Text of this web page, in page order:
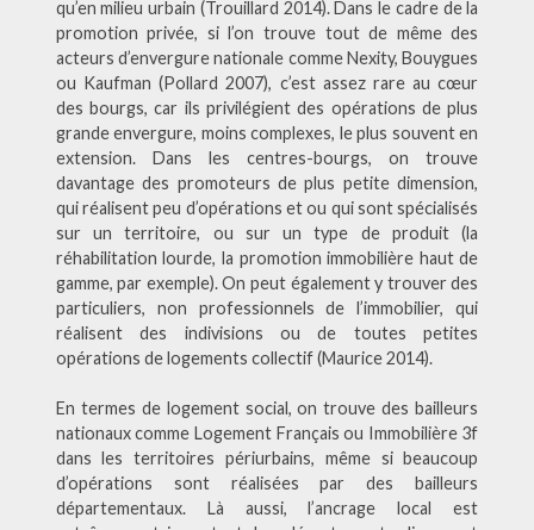
qu’en milieu urbain (Trouillard 2014). Dans le cadre de la
promotion privée, si l’on trouve tout de même des
acteurs d’envergure nationale comme Nexity, Bouygues
ou Kaufman (Pollard 2007), c’est assez rare au cœur
des bourgs, car ils privilégient des opérations de plus
grande envergure, moins complexes, le plus souvent en
extension. Dans les centres-bourgs, on trouve
davantage des promoteurs de plus petite dimension,
qui réalisent peu d’opérations et ou qui sont spécialisés
sur un territoire, ou sur un type de produit (la
réhabilitation lourde, la promotion immobilière haut de
gamme, par exemple). On peut également y trouver des
particuliers, non professionnels de l’immobilier, qui
réalisent des indivisions ou de toutes petites
opérations de logements collectif (Maurice 2014).
En termes de logement social, on trouve des bailleurs
nationaux comme Logement Français ou Immobilière 3f
dans les territoires périurbains, même si beaucoup
d’opérations sont réaliséespar des bailleurs
départementaux. Là aussi, l’ancrage local est